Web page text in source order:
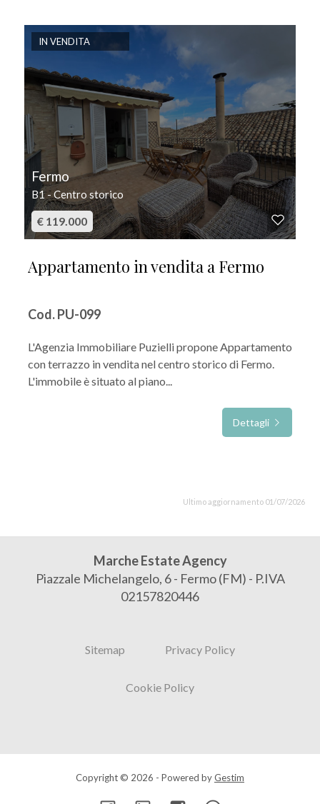
IN VENDITA
Fermo
B1 - Centro storico
€ 119.000
Appartamento in vendita a Fermo
Cod. PU-099
L'Agenzia Immobiliare Puzielli propone Appartamento
con terrazzo in vendita nel centro storico di Fermo.
L'immobile è situato al piano...
Dettagli
Ultimo aggiornamento 01/07/2026
Marche Estate Agency
Piazzale Michelangelo, 6 - Fermo (FM) - P.IVA
02157820446
Sitemap Privacy Policy
Cookie Policy
Copyright © 2026 - Powered byGestim